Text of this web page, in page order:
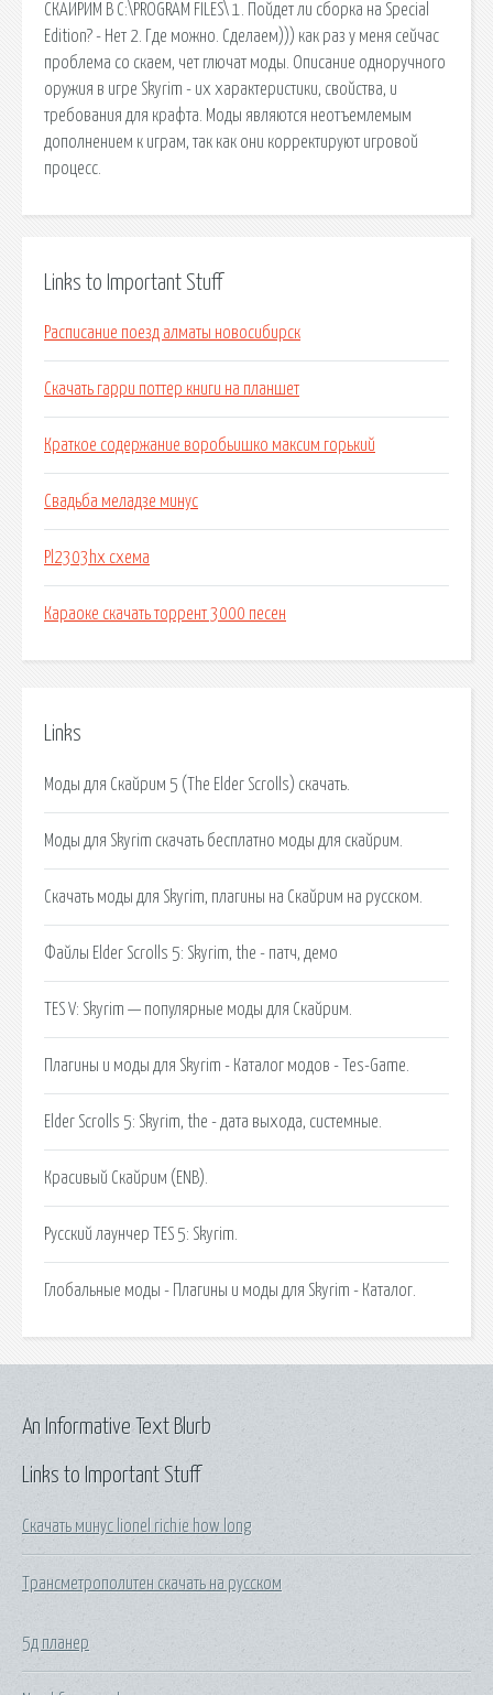
СКАЙРИМ В C:\PROGRAM FILES\ 1. Пойдет ли сборка на Special
Edition? - Нет 2. Где можно. Сделаем))) как раз у меня сейчас
проблема со скаем, чет глючат моды. Описание одноручного
оружия в игре Skyrim - их характеристики, свойства, и
требования для крафта. Моды являются неотъемлемым
дополнением к играм, так как они корректируют игровой
процесс.
Links to Important Stuff
Расписание поезд алматы новосибирск
Скачать гарри поттер книги на планшет
Краткое содержание воробьишко максим горький
Свадьба меладзе минус
Pl2303hx схема
Караоке скачать торрент 3000 песен
Links
Моды для Скайрим 5 (The Elder Scrolls) скачать.
Моды для Skyrim скачать бесплатно моды для скайрим.
Скачать моды для Skyrim, плагины на Скайрим на русском.
Файлы Elder Scrolls 5: Skyrim, the - патч, демо
TES V: Skyrim — популярные моды для Скайрим.
Плагины и моды для Skyrim - Каталог модов - Tes-Game.
Elder Scrolls 5: Skyrim, the - дата выхода, системные.
Красивый Скайрим (ENB).
Русский лаунчер TES 5: Skyrim.
Глобальные моды - Плагины и моды для Skyrim - Каталог.
Links to Important Stuff
Скачать минус lionel richie how long
Трансметрополитен скачать на русском
5д планер
An Informative Text Blurb